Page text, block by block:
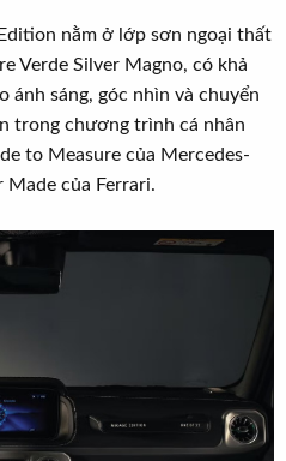
nằm ở lớp sơn ngoại thất
Verde Silver Magno, có khả
ánh sáng, góc nhìn và chuyển
trong chương trình cá nhân
to Measure của Mercedes-
của Ferrari.